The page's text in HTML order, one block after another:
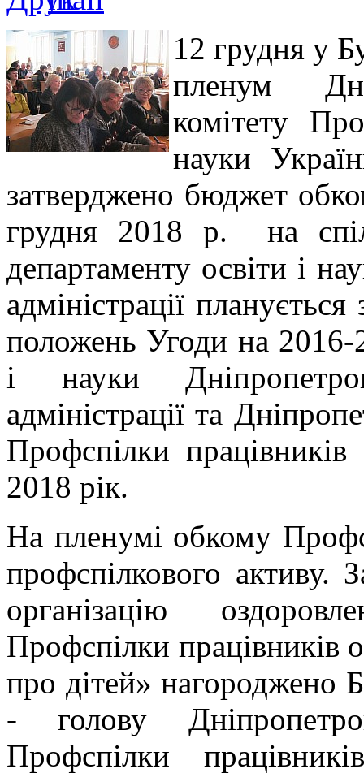
12 грудня у
пленум
комітету
науки
затверджено бюджет
грудня 2018 р. на
департаменту освіти і
адміністрації
положень Угоди на 2016-
і науки
адміністрації та
Профспілки
2018 рік.
На пленумі обкому
профспілкового активу.
організацію
Профспілки працівників
про дітей» нагороджено
- голову
Профспілки